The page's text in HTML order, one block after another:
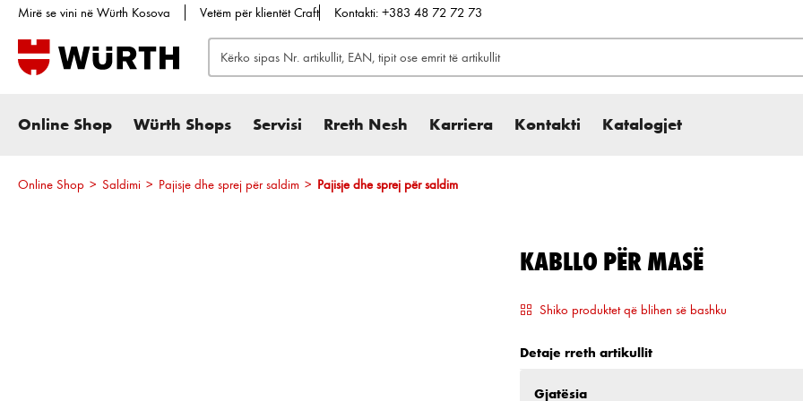
kërkimi Kalo te navigimi kryesor
Mirë se vini në Würth Kosova Vetëm për klientët Craft Kontakti: +383 48 72 72 73
Online Shop Würth Shops Servisi Rreth Nesh Karriera Kontakti Katalogjet
Online Shop > Saldimi > Pajisje dhe sprej për saldim > Pajisje dhe sprej për saldim
KABLLO PËR MASË
Shiko produktet që blihen së bashku
Detaje rreth artikullit
Zgjidh
Gjatësia